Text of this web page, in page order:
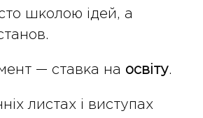
школою ідей, а
— ставка на освіту.
листах і виступах